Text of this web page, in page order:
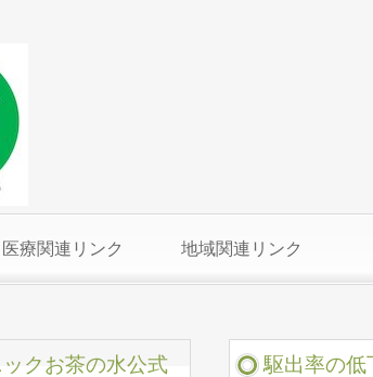
医療関連リンク 地域関連リンク
駆出率の低
クお茶の水公式